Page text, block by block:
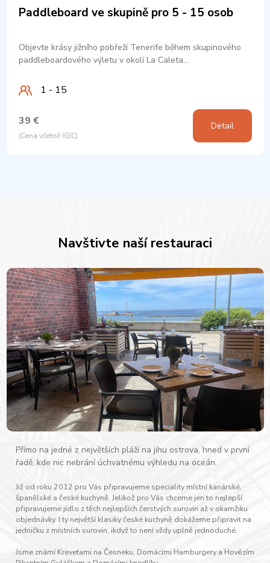
Paddleboard ve skupině pro 5 - 15 osob
Objevte krásy jižního pobřeží Tenerife během skupinového
paddleboardového výletu v okolí La Caleta…
1 - 15
39 €
(Cena včetně IGIC)
Detail
Navštivte naší restauraci
Přímo na jedné z největších pláží na jihu ostrova, hned v první
řadě, kde nic nebrání úchvatnému výhledu na oceán.
Již od roku 2012 pro Vás připravujeme speciality místní kanárské,
španělské a české kuchyně. Jelikož pro Vás chceme jen to nejlepší,
připravujeme jídlo z těch nejlepších čerstvých surovin až v okamžiku
objednávky. I ty největší klasiky české kuchyně dokážeme připravit na
jedničku z místních surovin, ikdyž to není vždy uplně jednoduché.
Jsme známí Krevetami na Česneku, Domácími Hamburgery a Hovězím